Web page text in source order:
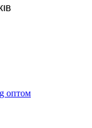
оптом